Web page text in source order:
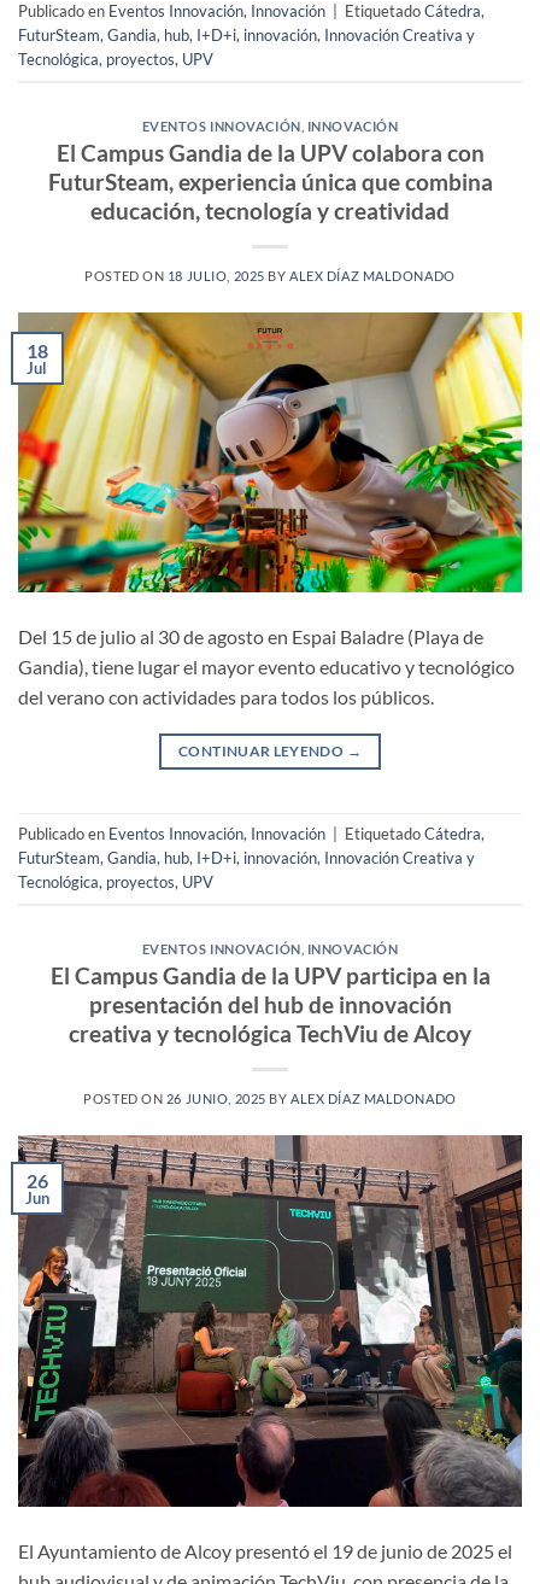
Publicado en Eventos Innovación, Innovación EtiquetadoCátedra,
FuturSteam, Gandia, hub, I+D+i, innovación, Innovación Creativa y
Tecnológica, proyectos, UPV
EVENTOS INNOVACIÓN INNOVACIÓN
El Campus Gandia de la UPV colabora con
FuturSteam, experiencia única que combina
educación, tecnología y creatividad
POSTED ON 18 JULIO, 2025 BYALEX DÍAZ MALDONADO
18
Jul
Del 15 de julio al 30 de agosto en Espai Baladre (Playa de
Gandia), tiene lugar el mayor evento educativo y tecnológico
del verano con actividades para todos los públicos.
CONTINUAR LEYENDO →
Publicado en Eventos Innovación, Innovación EtiquetadoCátedra,
FuturSteam, Gandia, hub, I+D+i, innovación, Innovación Creativa y
Tecnológica, proyectos, UPV
EVENTOS INNOVACIÓN INNOVACIÓN
El Campus Gandia de la UPV participa en la
presentación del hub de innovación
creativa y tecnológica TechViu de Alcoy
POSTED ON 26 JUNIO, 2025 BYALEX DÍAZ MALDONADO
26
Jun
El Ayuntamiento de Alcoy presentó el 19 de junio de 2025 el